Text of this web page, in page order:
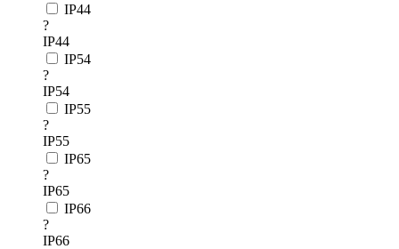
IP44
?
IP44
IP54
?
IP54
IP55
?
IP55
IP65
?
IP65
IP66
?
IP66